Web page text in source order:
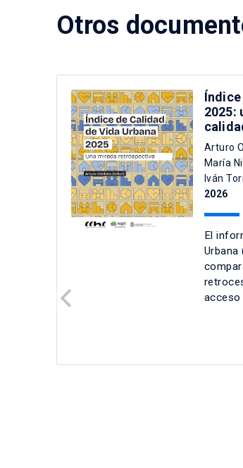
Otros
2025:
Arturo
María
Iván
2026
El
Urbana
acceso